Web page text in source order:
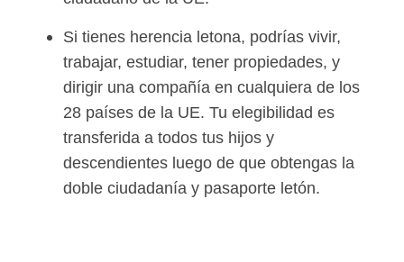
Si tienes herencia letona, podrías vivir,
trabajar, estudiar, tener propiedades, y
dirigir una compañía en cualquiera de los
28 países de la UE. Tu elegibilidad es
transferida a todos tus hijos y
descendientes luego de que obtengas la
doble ciudadanía y pasaporte letón.